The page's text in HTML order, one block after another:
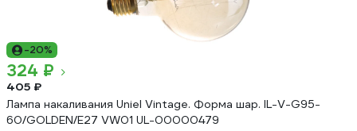
-20%
324 ₽
405 ₽
Лампа накаливания Uniel Vintage. Форма шар. IL-V-G95-
60/GOLDEN/E27 VW01 UL-00000479